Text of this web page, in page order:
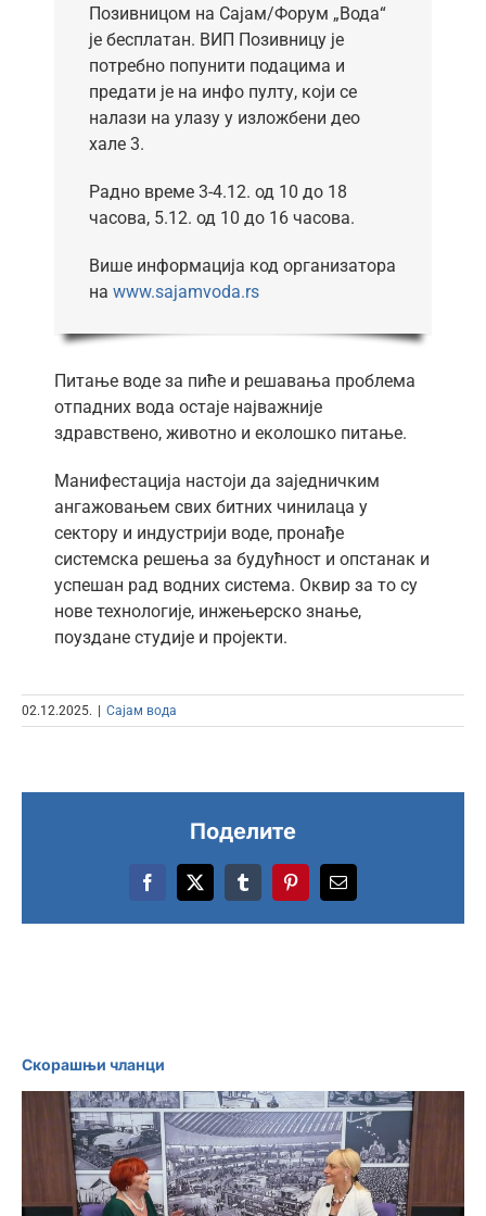
Позивницом на Сајам/Форум „Вода“
је бесплатан. ВИП Позивницу је
потребно попунити подацима и
предати је на инфо пулту, који се
налази на улазу у изложбени део
хале 3.
Радно време 3-4.12. од 10 до 18
часова, 5.12. од 10 до 16 часова.
Више информација код организатора
на www.sajamvoda.rs
Питање воде за пиће и решавања проблема
отпадних вода остаје најважније
здравствено, животно и еколошко питање.
Манифестација настоји да заједничким
ангажовањем свих битних чинилаца у
сектору и индустрији воде, пронађе
системска решења за будућност и опстанак и
успешан рад водних система. Оквир за то су
нове технологије, инжењерско знање,
поуздане студије и пројекти.
02.12.2025. | Сајам вода
Поделите
Facebook
X TumblrPinterestEmail
Скорашњи чланци